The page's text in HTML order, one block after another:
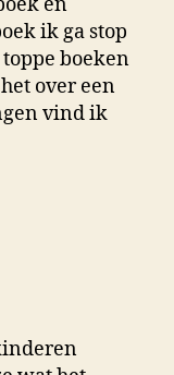
ik ga stop
boeken
over een
vind ik